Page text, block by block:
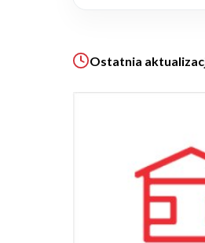
Ogrody
KALKULATOR
Ostatnia